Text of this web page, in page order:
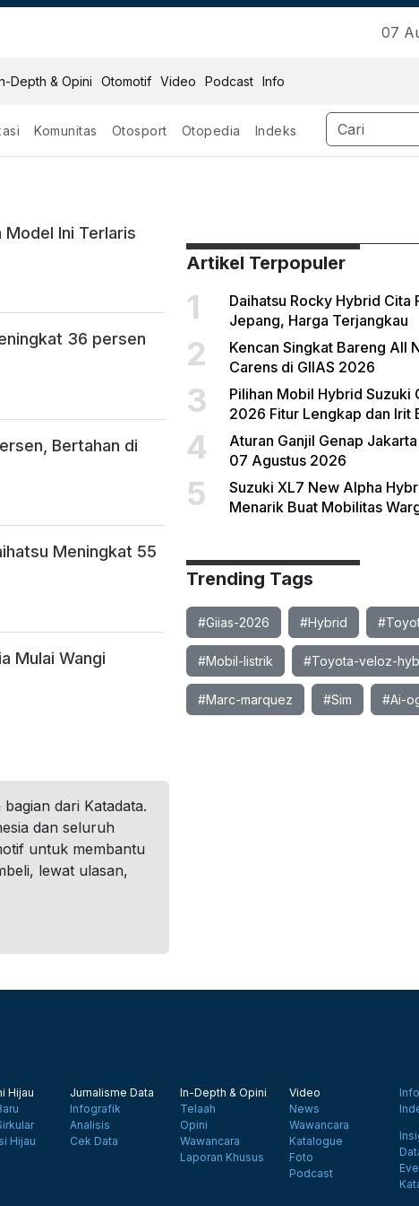
07
Depth & Opini Otomotif Video Podcast Info
Komunitas Otosport Otopedia Indeks
Model Ini Terlaris
36 persen
Bertahan di
Meningkat 55
Mulai Wangi
Artikel Terpopuler
1
Daihatsu Rocky Hybrid Cita
Jepang, Harga Terjangkau
2
Kencan Singkat Bareng All
Carens di GIIAS 2026
3
Pilihan Mobil Hybrid Suzuki
2026 Fitur Lengkap dan Irit
4
Aturan Ganjil Genap
07 Agustus 2026
5
Suzuki XL7 New Alpha
Menarik Buat Mobilitas
Trending Tags
#Giias-2026 #Hybrid
#Mobil-listrik #Toyota-veloz-
#Marc-marquez #Sim #Ai-
dari Katadata.
dan seluruh
untuk membantu
lewat ulasan,
Hijau
Hijau
Jurnalisme Data
Infografik
Analisis
Cek Data
In-Depth & Opini
Telaah
Opini
Wawancara
Laporan Khusus
Video
News
Wawancara
Katalogue
Foto
Podcast
Info